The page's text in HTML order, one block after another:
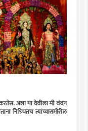
करतेस. अशा या देवीला मी वंदन
निश्र्चितच त्यांच्यासमोरील